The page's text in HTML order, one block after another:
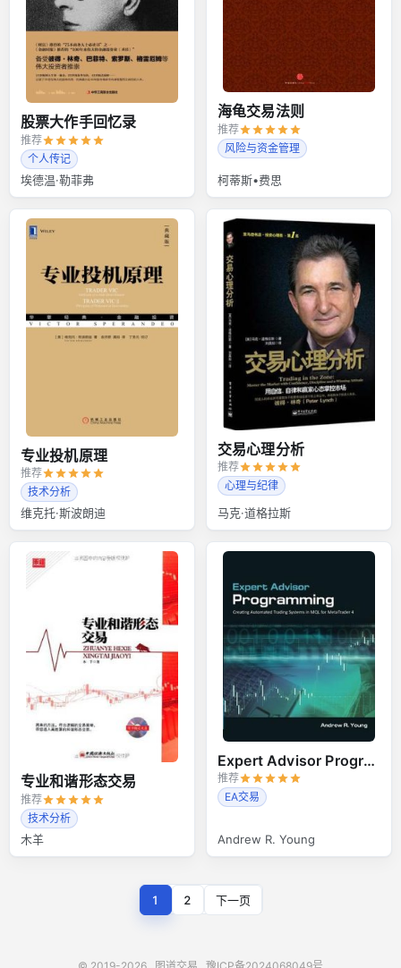
股票大作手回忆录
推荐
个人传记
埃德温·勒菲弗
海龟交易法则
推荐
风险与资金管理
柯蒂斯•费思
专业投机原理
推荐
技术分析
维克托·斯波朗迪
交易心理分析
推荐
心理与纪律
马克·道格拉斯
专业和谐形态交易
推荐
技术分析
木羊
Expert Advisor Programming
推荐
EA交易
Andrew R. Young
1 2 下一页